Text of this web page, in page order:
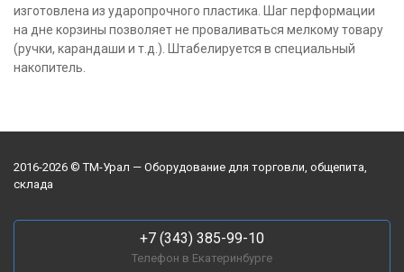
изготовлена из ударопрочного пластика. Шаг перформации
на дне корзины позволяет не проваливаться мелкому товару
(ручки, карандаши и т.д.). Штабелируется в специальный
накопитель.
2016-2026 © ТМ-Урал — Оборудование для торговли, общепита,
склада
+7 (343) 385-99-10
Телефон в Екатеринбурге